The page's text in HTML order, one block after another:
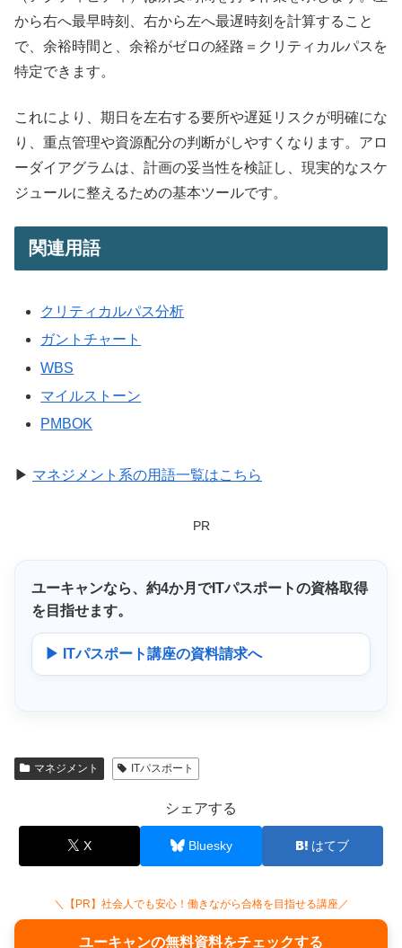
から右へ最早時刻、右から左へ最遅時刻を計算すること
で、余裕時間と、余裕がゼロの経路＝クリティカルパスを
特定できます。
これにより、期日を左右する要所や遅延リスクが明確にな
り、重点管理や資源配分の判断がしやすくなります。アロ
ーダイアグラムは、計画の妥当性を検証し、現実的なスケ
ジュールに整えるための基本ツールです。
関連用語
クリティカルパス分析
ガントチャート
WBS
マイルストーン
PMBOK
▶ マネジメント系の用語一覧はこちら
PR
ユーキャンなら、 約4か月 でITパスポートの資格取得
を目指せます。
▶ ITパスポート講座の資料請求へ
マネジメント ITパスポート
シェアする
X Bluesky はてブ
＼【PR】社会人でも安心！働きながら合格を目指せる講座／
ユーキャンの無料資料をチェックする